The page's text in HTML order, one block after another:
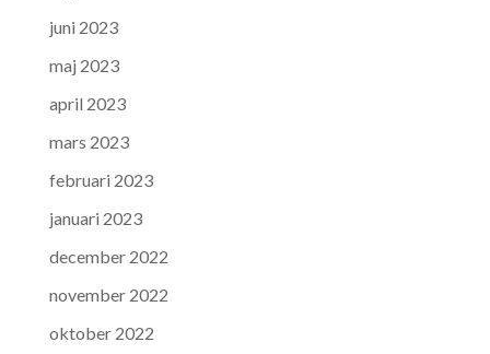
juni 2023
maj 2023
april 2023
mars 2023
februari 2023
januari 2023
december 2022
november 2022
oktober 2022